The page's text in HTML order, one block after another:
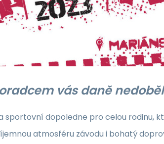
vás daně
sportovní dopoledne pro celou rodinu,
atmosféru závodu i bohatý